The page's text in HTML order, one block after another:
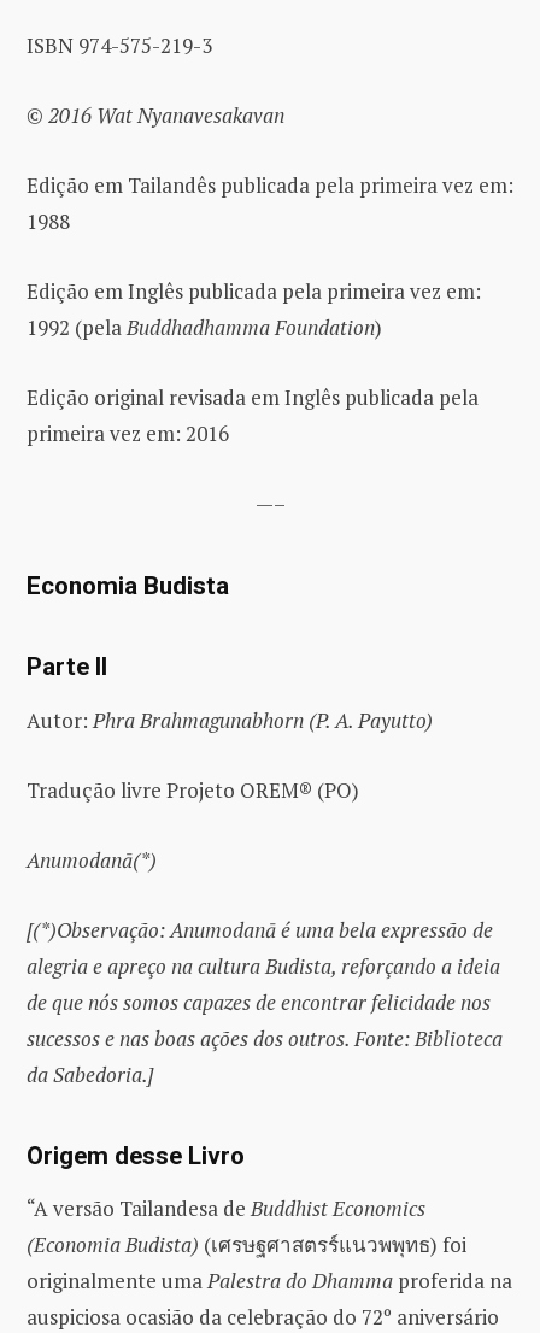
ISBN 974-575-219-3
© 2016 Wat Nyanavesakavan
Edição em Tailandês publicada pela primeira vez em:
1988
Edição em Inglês publicada pela primeira vez em:
1992 (pelaBuddhadhamma Foundation)
Edição original revisada em Inglês publicada pela
primeira vez em: 2016
—–
Economia Budista
Parte II
Autor: Phra Brahmagunabhorn (P. A. Payutto)
Tradução livre Projeto OREM® (PO)
Anumodanā(*)
[(*)Observação: Anumodanā é uma bela expressão de
alegria e apreço na cultura Budista, reforçando a ideia
de que nós somos capazes de encontrar felicidade nos
sucessos e nas boas ações dos outros. Fonte: Biblioteca
da Sabedoria.]
Origem desse Livro
“A versão Tailandesa deBuddhist Economics
(Economia Budista) (เศรษฐศาสตรร์แนวพพุทธ) foi
originalmente umaPalestra do Dhamma proferida na
auspiciosa ocasião da celebração do 72º aniversário